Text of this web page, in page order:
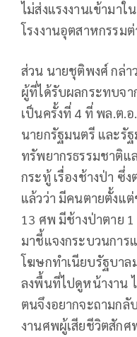
ไม่ส่งแรงงานเข้ามา
โรงงานอุตสาหกรรม
ส่วน นายชุติพงศ์ กล่า
ผู้ที่ได้รับผลกระทบจา
เป็นครั้งที่ 4 ที่ พล.ต.
นายกรัฐมนตรี และรั
ทรัพยากรธรรมชาติแ
กระทู้ เรื่องช้างป่า ซึ่
แล้วว่า มีคนตายตั้งแ
13 ศพ มีช้างป่าตาย
มาชี้แจงกระบวนกา
โฆษกทำเนียบรัฐบาล
ลงพื้นที่ไปดูหน้างาน
ตนจึงอยากจะถามกลั
งานศพผู้เสียชีวิตสักศ